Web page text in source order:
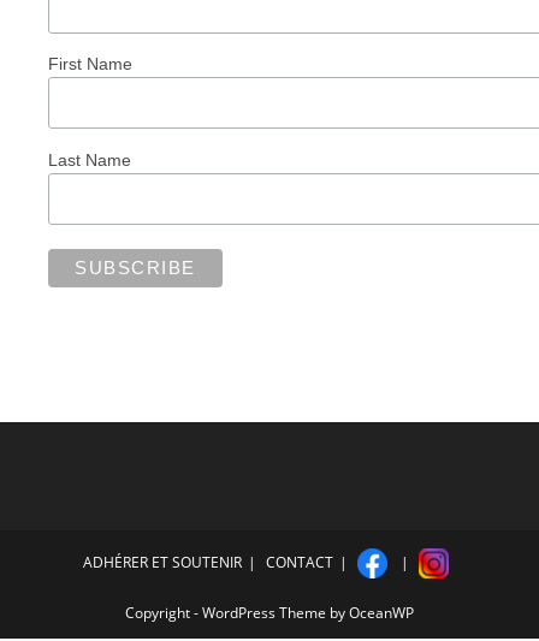
First Name
Last Name
ADHÉRER ET SOUTENIR CONTACT
Copyright - WordPress Theme by OceanWP